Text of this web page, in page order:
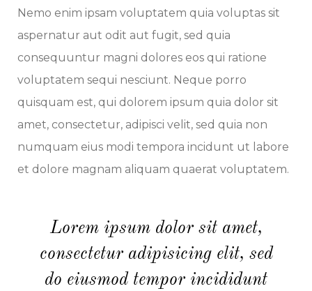
Nemo enim ipsam voluptatem quia voluptas sit
aspernatur aut odit aut fugit, sed quia
consequuntur magni dolores eos qui ratione
voluptatem sequi nesciunt. Neque porro
quisquam est, qui dolorem ipsum quia dolor sit
amet, consectetur, adipisci velit, sed quia non
numquam eius modi tempora incidunt ut labore
et dolore magnam aliquam quaerat voluptatem.
Lorem ipsum dolor sit amet,
consectetur adipisicing elit, sed
do eiusmod tempor incididunt